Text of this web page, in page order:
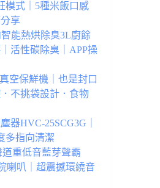
模式｜5種米飯口感
享
能熱烘除臭3L廚餘
活性碳除臭｜APP操
空保鮮機｜也是封口
不挑袋設計．食物
器HVC-25SCG3G｜
多指向清潔
道重低音藍芽聲霸
喇叭｜超震撼環繞音